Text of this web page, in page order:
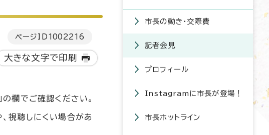
ページID 1002216
大きな文字で印刷
欄でご確認ください。
視聴しにくい場合があ
市長の動き・交際費
記者会見
プロフィール
Instagramに市長が登場！
市長ホットライン